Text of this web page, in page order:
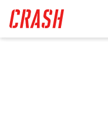
main
content